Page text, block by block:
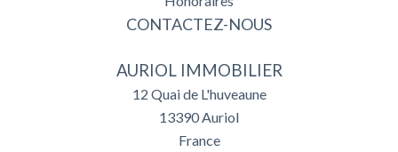
CONTACTEZ-NOUS
AURIOL IMMOBILIER
12 Quai de L'huveaune
13390Auriol
France